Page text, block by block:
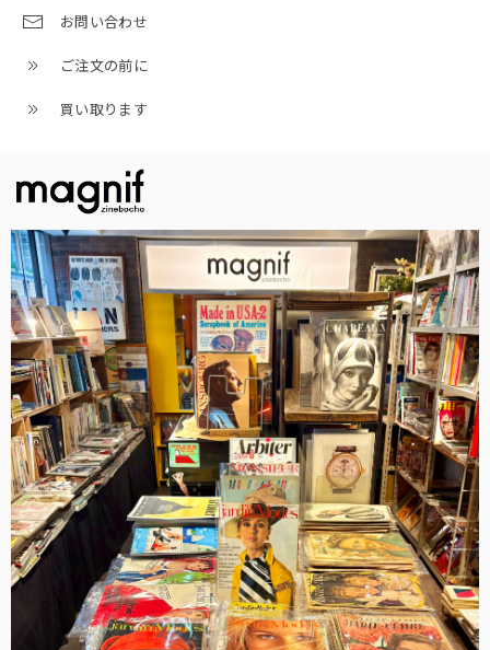
お問い合わせ
ご注文の前に
買い取ります